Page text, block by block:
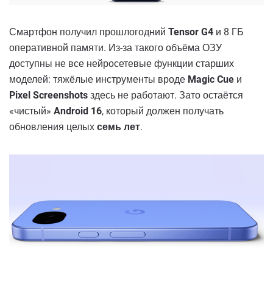
Смартфон получил прошлогодний Tensor G4 и 8 ГБ
оперативной памяти. Из-за такого объёма ОЗУ
доступны не все нейросетевые функции старших
моделей: тяжёлые инструменты вроде Magic Cue и
Pixel Screenshots здесь не работают. Зато остаётся
«чистый» Android 16, который должен получать
обновления целых семь лет.